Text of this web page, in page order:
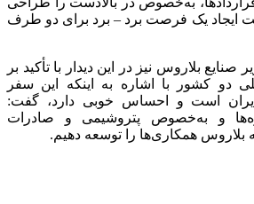
ایجاد یک فرصت برد – برد برای دو طرف
صنایع بلاروس نیز در این دیدار با تأکید بر
دو کشور با اشاره به اینکه این سفر
است و احساس خوبی دارد، گفت:
و به‌خصوص پتروشیمی و صادرات
بلاروس همکاری‌ها را توسعه دهیم.